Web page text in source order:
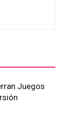
Juegos